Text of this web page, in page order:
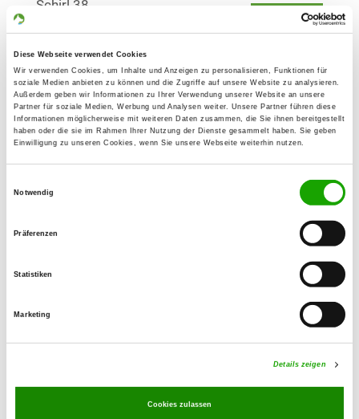
Diese Webseite verwendet Cookies
Wir verwenden Cookies, um Inhalte und Anzeigen zu personalisieren, Funktionen für
soziale Medien anbieten zu können und die Zugriffe auf unsere Website zu analysieren.
Außerdem geben wir Informationen zu Ihrer Verwendung unserer Website an unsere
Partner für soziale Medien, Werbung und Analysen weiter. Unsere Partner führen diese
Informationen möglicherweise mit weiteren Daten zusammen, die Sie ihnen bereitgestellt
haben oder die sie im Rahmen Ihrer Nutzung der Dienste gesammelt haben. Sie geben
Einwilligung zu unseren Cookies, wenn Sie unsere Webseite weiterhin nutzen.
Notwendig
Präferenzen
Statistiken
Marketing
Details zeigen
Cookies zulassen
Details
Schirl 38
OG - Telgte
Details
Kiebitzpohl 6
48291 Telgte
OG - Sassenberg
Details
Hilgenbrink 12
Details
Tecklenburger Weg 152
OG - Harsewinkel e.V.
33428 Harsewinkel